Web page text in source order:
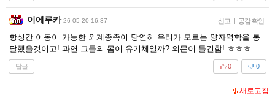
이에루카 26-05-20 16:37 신고 | 공감 확인
항성간 이동이 가능한 외계종족이 당연히 우리가 모르는 양자역학을 통
달했을것이고! 과연 그들의 몸이 유기체일까? 의문이 들긴함! ㅎㅎㅎ
답글 0
0
새로고침